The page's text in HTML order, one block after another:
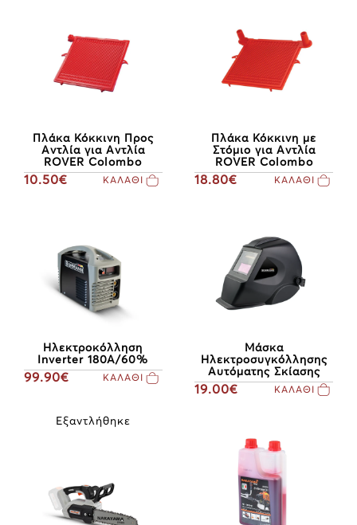
Πλάκα Κόκκινη Προς
Αντλία για Αντλία
ROVER Colombo
10.50€ ΚΑΛΑΘΙ
Πλάκα Κόκκινη με
Στόμιο για Αντλία
ROVER Colombo
18.80€ ΚΑΛΑΘΙ
Ηλεκτροκόλληση
Inverter 180A/60%
99.90€ ΚΑΛΑΘΙ
Μάσκα
Ηλεκτροσυγκόλλησης
Αυτόματης Σκίασης
19.00€ ΚΑΛΑΘΙ
Εξαντλήθηκε